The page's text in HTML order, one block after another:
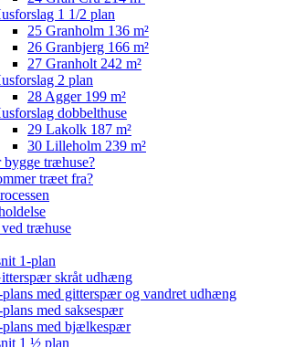
1 1/2 plan
25 Granholm 136 m²
26 Granbjerg 166 m²
27 Granholt 242 m²
2 plan
28 Agger 199 m²
dobbelthuse
29 Lakolk 187 m²
30 Lilleholm 239 m²
træhuse?
træet fra?
træhuse
1-plan
skråt udhæng
plans med gitterspær og vandret udhæng
plans med saksespær
plans med bjælkespær
1 ½ plan